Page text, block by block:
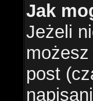
Jak
Jeżeli
post